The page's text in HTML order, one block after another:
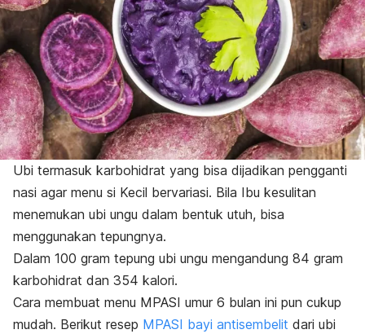
Ubi termasuk karbohidrat yang bisa dijadikan pengganti
nasi agar menu si Kecil bervariasi. Bila Ibu kesulitan
menemukan ubi ungu dalam bentuk utuh, bisa
menggunakan tepungnya.
Dalam 100 gram tepung ubi ungu mengandung 84 gram
karbohidrat dan 354 kalori.
Cara membuat menu MPASI umur 6 bulan ini pun cukup
mudah. Berikut resep MPASI bayi antisembelit dari ubi